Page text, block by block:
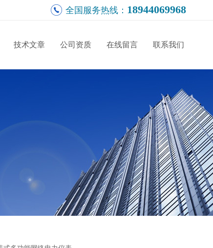
全国服务热线： 18944069968
技术文章 公司资质 在线留言 联系我们